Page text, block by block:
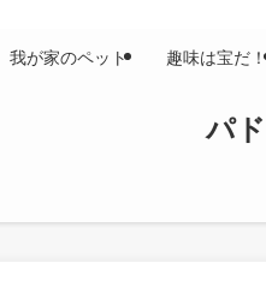
パ
我が家のペット 趣味は宝だ！